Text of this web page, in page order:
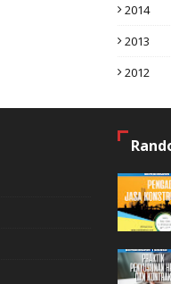
2014
2013
2012